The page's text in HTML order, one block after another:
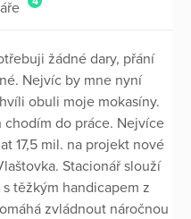
žádné dary, přání
Nejvíc by mne nyní
obuli moje mokasíny.
chodím do práce. Nejvíce
17,5 mil. na projekt nové
Stacionář slouží
těžkým handicapem z
zvládnout náročnou